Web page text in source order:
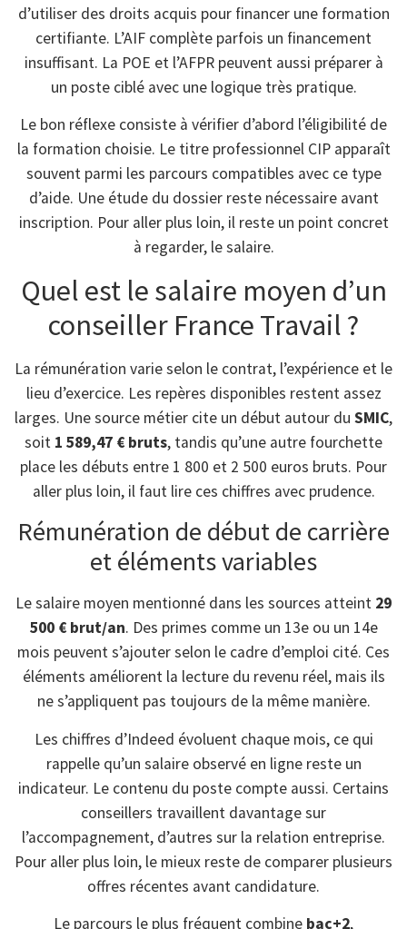
d’utiliser des droits acquis pour financer une formation
certifiante. L’AIF complète parfois un financement
insuffisant. La POE et l’AFPR peuvent aussi préparer à
un poste ciblé avec une logique très pratique.
Le bon réflexe consiste à vérifier d’abord l’éligibilité de
la formation choisie. Le titre professionnel CIP apparaît
souvent parmi les parcours compatibles avec ce type
d’aide. Une étude du dossier reste nécessaire avant
inscription. Pour aller plus loin, il reste un point concret
à regarder, le salaire.
Quel est le salaire moyen d’un
conseiller France Travail ?
La rémunération varie selon le contrat, l’expérience et le
lieu d’exercice. Les repères disponibles restent assez
larges. Une source métier cite un début autour du SMIC,
soit 1 589,47 € bruts, tandis qu’une autre fourchette
place les débuts entre 1 800 et 2 500 euros bruts. Pour
aller plus loin, il faut lire ces chiffres avec prudence.
Rémunération de début de carrière
et éléments variables
Le salaire moyen mentionné dans les sources atteint 29
500 € brut/an. Des primes comme un 13e ou un 14e
mois peuvent s’ajouter selon le cadre d’emploi cité. Ces
éléments améliorent la lecture du revenu réel, mais ils
ne s’appliquent pas toujours de la même manière.
Les chiffres d’Indeed évoluent chaque mois, ce qui
rappelle qu’un salaire observé en ligne reste un
indicateur. Le contenu du poste compte aussi. Certains
conseillers travaillent davantage sur
l’accompagnement, d’autres sur la relation entreprise.
Pour aller plus loin, le mieux reste de comparer plusieurs
offres récentes avant candidature.
Le parcours le plus fréquent combine bac+2,